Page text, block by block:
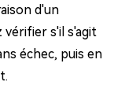
d'un
vérifier s'il s'agit
échec, puis en